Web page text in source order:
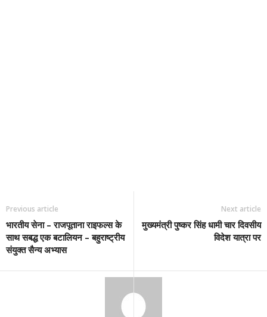
Previous article
भारतीय सेना – राजपूताना राइफल्स के
साथ सबद्ध एक बटालियन – बहुराष्ट्रीय
संयुक्त सैन्य अभ्यास
Next article
मुख्यमंत्री पुष्कर सिंह धामी चार दिवसीय
विदेश यात्रा पर